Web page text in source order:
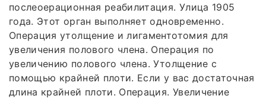
послеоерационная реабилитация. Улица 1905
года. Этот орган выполняет одновременно.
Операция утолщение и лигаментотомия для
увеличения полового члена. Операция по
увеличению полового члена. Утолщение с
помощью крайней плоти. Если у вас достаточная
длина крайней плоти. Операция. Увеличение